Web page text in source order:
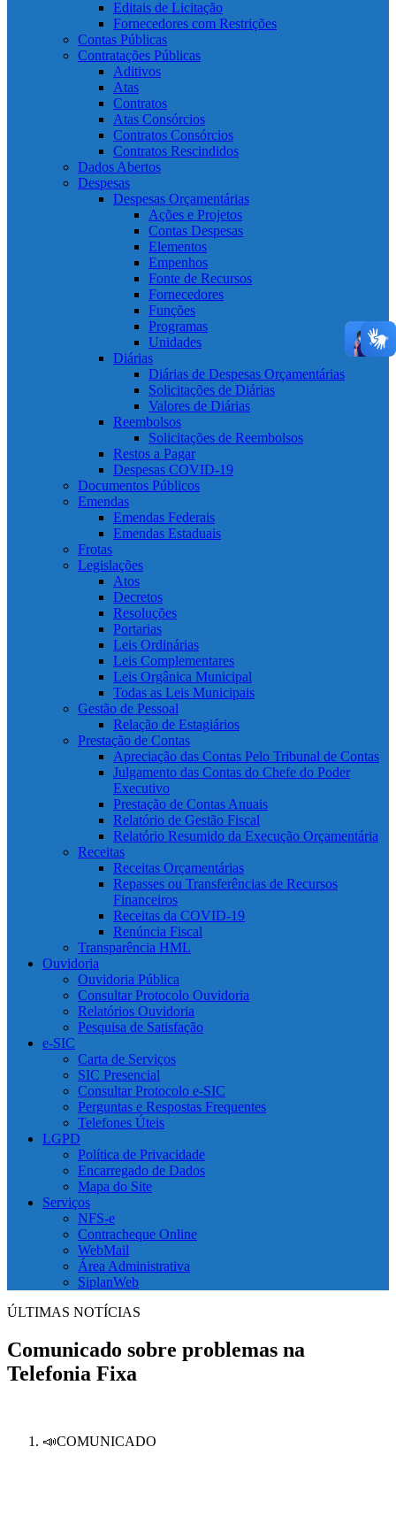
Editais de Licitação
Fornecedores com Restrições
Contas Públicas
Contratações Públicas
Aditivos
Atas
Contratos
Atas Consórcios
Contratos Consórcios
Contratos Rescindidos
Dados Abertos
Despesas
Despesas Orçamentárias
Ações e Projetos
Contas Despesas
Elementos
Empenhos
Fonte de Recursos
Fornecedores
Funções
Programas
Unidades
Diárias
Diárias de Despesas Orçamentárias
Solicitações de Diárias
Valores de Diárias
Reembolsos
Solicitações de Reembolsos
Restos a Pagar
Despesas COVID-19
Documentos Públicos
Emendas
Emendas Federais
Emendas Estaduais
Frotas
Legislações
Atos
Decretos
Resoluções
Portarias
Leis Ordinárias
Leis Complementares
Leis Orgânica Municipal
Todas as Leis Municipais
Gestão de Pessoal
Relação de Estagiários
Prestação de Contas
Apreciação das Contas Pelo Tribunal de Contas
Julgamento das Contas do Chefe do Poder
Executivo
Prestação de Contas Anuais
Relatório de Gestão Fiscal
Relatório Resumido da Execução Orçamentária
Receitas
Receitas Orçamentárias
Repasses ou Transferências de Recursos
Financeiros
Receitas da COVID-19
Renúncia Fiscal
Transparência HML
Ouvidoria
Ouvidoria Pública
Consultar Protocolo Ouvidoria
Relatórios Ouvidoria
Pesquisa de Satisfação
e-SIC
Carta de Serviços
SIC Presencial
Consultar Protocolo e-SIC
Perguntas e Respostas Frequentes
Telefones Úteis
LGPD
Política de Privacidade
Encarregado de Dados
Mapa do Site
Serviços
NFS-e
Contracheque Online
WebMail
Área Administrativa
SiplanWeb
ÚLTIMAS NOTÍCIAS
Comunicado sobre problemas na
Telefonia Fixa
📣COMUNICADO